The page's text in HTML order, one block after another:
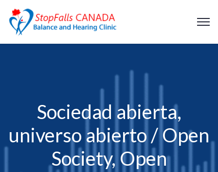
Sociedad abierta,
universo abierto / Open
Society, Open